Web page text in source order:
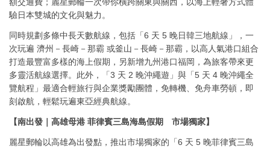
驗日本雙城的文化與魅力。
同時規劃多條中長天數航線，包括「6 天 5 晚日韓三地航線」，一
次玩遍 濟州－長崎－那霸 或釜山－長崎－那霸，以高人氣港口組合
打造最豐富多樣的海上假期，另新增九州港口福岡，為旅客帶來更
多靈活航線選擇。此外，「3 天 2 晚沖繩遊」與「5 天 4 晚沖繩全
覽航程」最適合輕旅行與企業獎勵團體，免轉機、免舟車勞頓，即
刻啟航，輕鬆玩遍東亞經典航線。
【南出發｜高雄母港 菲律賓三島海島假期 市場獨家】
麗星郵輪以高雄為出發點，推出市場獨家的「6 天 5 晚菲律賓三島